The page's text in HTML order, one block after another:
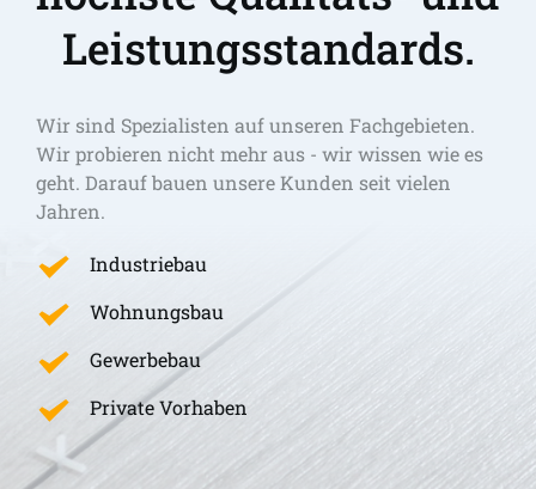
Leistungsstandards.
Wir sind Spezialisten auf unseren Fachgebieten.
Wir probieren nicht mehr aus - wir wissen wie es
geht. Darauf bauen unsere Kunden seit vielen
Jahren.
Industriebau
Wohnungsbau
Gewerbebau
Private Vorhaben